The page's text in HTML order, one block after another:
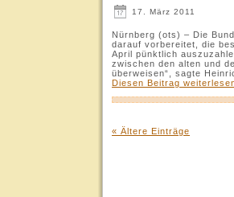
17. März 2011
Nürnberg (ots) – Die
darauf vorbereitet, die
April pünktlich
zwischen den alten und
überweisen“, sagte
Diesen Beitrag
« Ältere Einträge